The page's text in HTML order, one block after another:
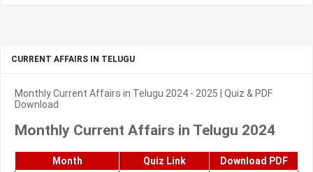
CURRENT AFFAIRS IN TELUGU
Monthly Current Affairs in Telugu 2024 - 2025 | Quiz & PDF
Download
Monthly Current Affairs in Telugu 2024
Month Quiz Link
Download PDF